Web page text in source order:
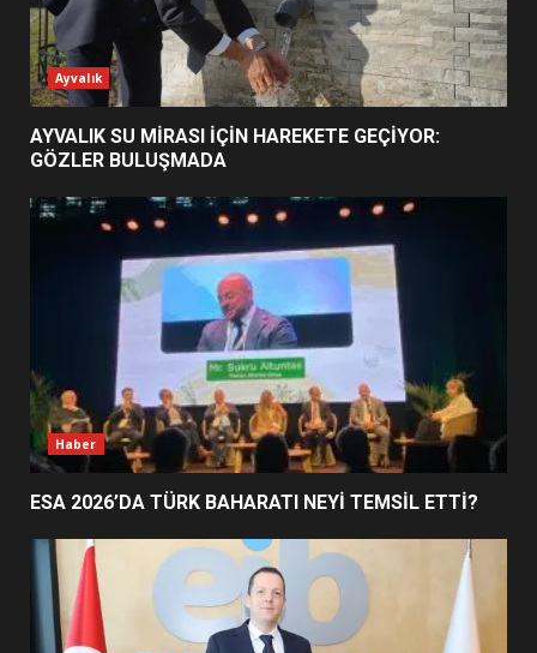
2
ESA 2026’DA TÜRK BAHARATI
NEYİ TEMSİL ETTİ?
EİB’DE KRİTİK ATAMA:
SÜRDÜRÜLEBİLİRLİKTE NE
DEĞİŞECEK?
4
EDREMİT’İN GURURU TÜRKİYE
FİNALİNDE NE BAŞARDI?
5
UZATILDI: NE DEĞİŞTİ?
Ayvalık
AYVALIK SU MİRASI İÇİN HAREKETE GEÇİYOR:
GÖZLER BULUŞMADA
Haber
ESA 2026’DA TÜRK BAHARATI NEYİ TEMSİL ETTİ?